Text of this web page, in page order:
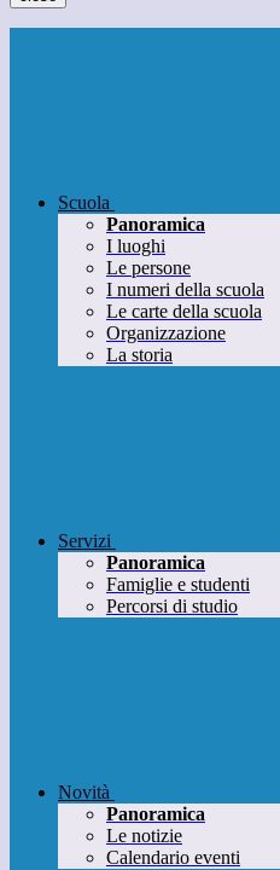
Scuola
Panoramica
I luoghi
Le persone
I numeri della scuola
Le carte della scuola
Organizzazione
La storia
Servizi
Panoramica
Famiglie e studenti
Percorsi di studio
Novità
Panoramica
Le notizie
Calendario eventi